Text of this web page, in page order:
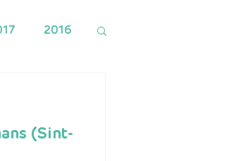
2016
(Sint-